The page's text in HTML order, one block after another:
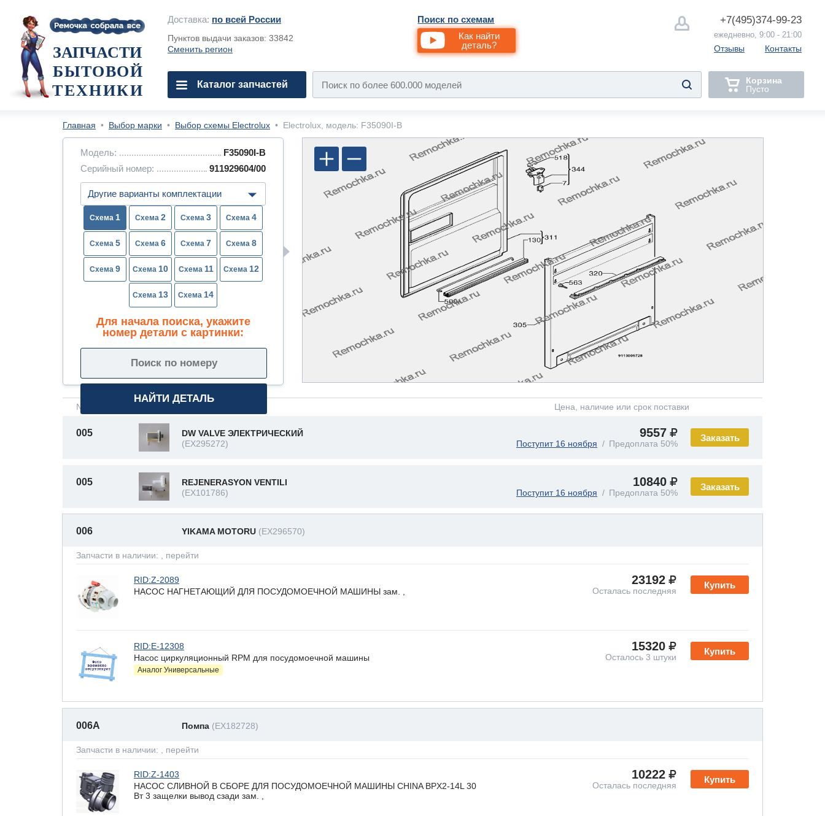
Доставка: по всей России
Пунктов выдачи заказов: 33842
Сменить регион
Поиск по схемам
Как найти
деталь?
+7(495)374-99-23
ежедневно, 9:00 - 21:00
Отзывы Контакты
ЗАПЧАСТИ
БЫТОВОЙ
ТЕХНИКИ
Каталог запчастей
Корзина
Пусто
Главная • Выбор марки • Выбор схемы Electrolux • Electrolux, модель: F35090I-B
Модель:
F35090I-B
Серийный номер:
911929604/00
1 2 3 4
5 6 7 8
9 10 11 12
13 14
Для начала поиска, укажите
номер детали с картинки:
№ на схеме Цена, наличие или срок поставки
Заказать
005
DW VALVE ЭЛЕКТРИЧЕСКИЙ
(EX295272)
9557
Поступит 16 ноября Предоплата 50%
Заказать
005
REJENERASYON VENTILI
(EX101786)
10840
Поступит 16 ноября Предоплата 50%
006 YIKAMA MOTORU (EX296570)
Запчасти в наличии: , перейти
Купить
RID:Z-2089
НАСОС НАГНЕТАЮЩИЙ ДЛЯ ПОСУДОМОЕЧНОЙ МАШИНЫ зам. ,
23192
Осталась последняя
Купить
RID:E-12308
Насос циркуляционный RPM для посудомоечной машины
Аналог Универсальные
15320
Осталось 3 штуки
006A Помпа (EX182728)
Запчасти в наличии: , перейти
Купить
RID:Z-1403
НАСОС СЛИВНОЙ В СБОРЕ ДЛЯ ПОСУДОМОЕЧНОЙ МАШИНЫ CHINA BPX2-14L 30
Вт 3 защелки вывод сзади зам. ,
10222
Осталась последняя